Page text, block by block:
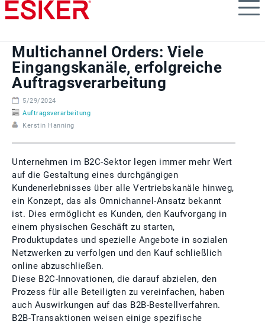
Skip
to
content
Multichannel Orders: Viele
Eingangskanäle, erfolgreiche
Auftragsverarbeitung
5/29/2024
Auftragsverarbeitung
Kerstin Hanning
Unternehmen im B2C-Sektor legen immer mehr Wert
auf die Gestaltung eines durchgängigen
Kundenerlebnisses über alle Vertriebskanäle hinweg,
ein Konzept, das als Omnichannel-Ansatz bekannt
ist. Dies ermöglicht es Kunden, den Kaufvorgang in
einem physischen Geschäft zu starten,
Produktupdates und spezielle Angebote in sozialen
Netzwerken zu verfolgen und den Kauf schließlich
online abzuschließen.
Diese B2C-Innovationen, die darauf abzielen, den
Prozess für alle Beteiligten zu vereinfachen, haben
auch Auswirkungen auf das B2B-Bestellverfahren.
B2B-Transaktionen weisen einige spezifische